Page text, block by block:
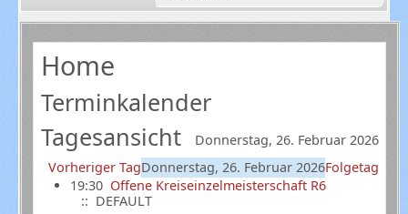
Home
Terminkalender
Tagesansicht
Donnerstag, 26. Februar 2026
Vorheriger TagDonnerstag, 26. Februar 2026Folgetag
19:30 Offene Kreiseinzelmeisterschaft R6
:: DEFAULT